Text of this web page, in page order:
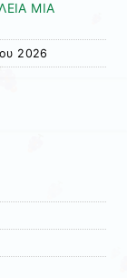
ΜΙΑ
2026